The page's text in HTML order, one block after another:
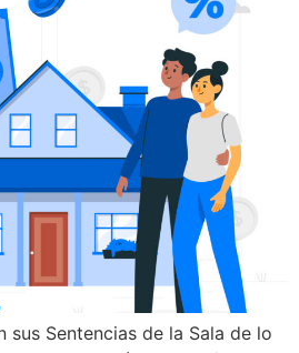
sus Sentencias de la Sala de lo